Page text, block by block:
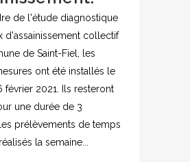
de l'étude diagnostique
d'assainissement collectif
de Saint-Fiel, les
ont été installés le
février 2021. Ils resteront
une durée de 3
prélèvements de temps
la semaine...